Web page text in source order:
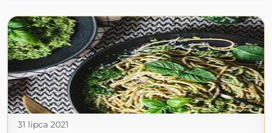
31 lipca 2021